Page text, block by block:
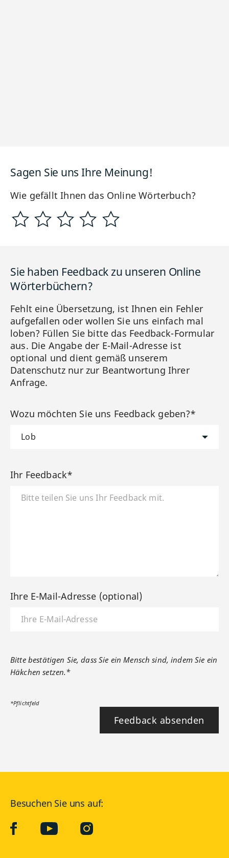
Sagen Sie uns Ihre Meinung!
Wie gefällt Ihnen das Online Wörterbuch?
Sie haben Feedback zu unseren Online
Wörterbüchern?
Fehlt eine Übersetzung, ist Ihnen ein Fehler
aufgefallen oder wollen Sie uns einfach mal
loben? Füllen Sie bitte das Feedback-Formular
aus. Die Angabe der E-Mail-Adresse ist
optional und dient gemäß unserem
Datenschutz nur zur Beantwortung Ihrer
Anfrage.
Wozu möchten Sie uns Feedback geben?*
Ihr Feedback*
Ihre E-Mail-Adresse (optional)
Bitte bestätigen Sie, dass Sie ein Mensch sind, indem Sie ein
Häkchen setzen.*
*Pflichtfeld
Feedback absenden
Besuchen Sie uns auf:
facebookYouTube Instagram